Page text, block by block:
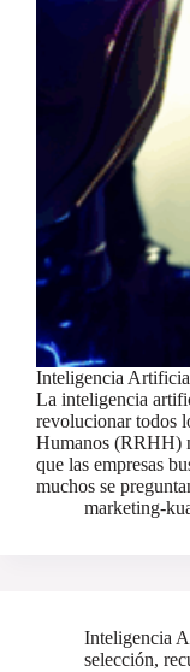
Inteligencia
La inteligencia
revolucionar todos
Humanos (RRHH)
que las empresas
muchos se
marketing-
Inteligencia
selección,